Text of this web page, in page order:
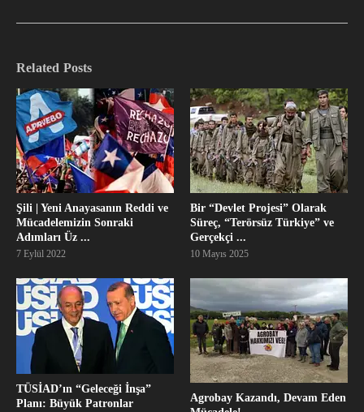
Related Posts
Şili | Yeni Anayasanın Reddi ve
Mücadelemizin Sonraki
Adımları Üz ...
7 Eylül 2022
Bir “Devlet Projesi” Olarak
Süreç, “Terörsüz Türkiye” ve
Gerçekçi ...
10 Mayıs 2025
TÜSİAD’ın “Geleceği İnşa”
Planı: Büyük Patronlar
Agrobay Kazandı, Devam Eden